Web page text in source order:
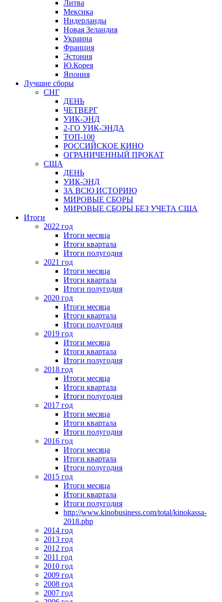
Литва
Мексика
Нидерланды
Новая Зеландия
Украина
Франция
Эстония
Ю.Корея
Япония
Лучшие сборы
СНГ
ДЕНЬ
ЧЕТВЕРГ
УИК-ЭНД
2-ГО УИК-ЭНДА
ТОП-100
РОССИЙСКОЕ КИНО
ОГРАНИЧЕННЫЙ ПРОКАТ
США
ДЕНЬ
УИК-ЭНД
ЗА ВСЮ ИСТОРИЮ
МИРОВЫЕ СБОРЫ
МИРОВЫЕ СБОРЫ БЕЗ УЧЕТА США
Итоги
2022 год
Итоги месяца
Итоги квартала
Итоги полугодия
2021 год
Итоги месяца
Итоги квартала
Итоги полугодия
2020 год
Итоги месяца
Итоги квартала
Итоги полугодия
2019 год
Итоги месяца
Итоги квартала
Итоги полугодия
2018 год
Итоги месяца
Итоги квартала
Итоги полугодия
2017 год
Итоги месяца
Итоги квартала
Итоги полугодия
2016 год
Итоги месяца
Итоги квартала
Итоги полугодия
2015 год
Итоги месяца
Итоги квартала
Итоги полугодия
http://www.kinobusiness.com/total/kinokassa-
2018.php
2014 год
2013 год
2012 год
2011 год
2010 год
2009 год
2008 год
2007 год